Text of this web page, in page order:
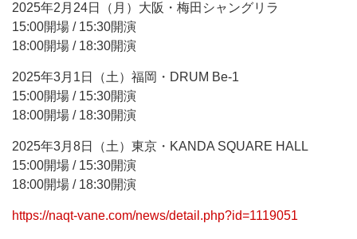
2025年2月24日（月）大阪・梅田シャングリラ
15:00開場 / 15:30開演
18:00開場 / 18:30開演
2025年3月1日（土）福岡・DRUM Be-1
15:00開場 / 15:30開演
18:00開場 / 18:30開演
2025年3月8日（土）東京・KANDA SQUARE HALL
15:00開場 / 15:30開演
18:00開場 / 18:30開演
https://naqt-vane.com/news/detail.php?id=1119051